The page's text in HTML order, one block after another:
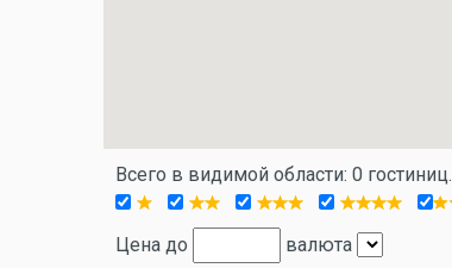
Всего в видимой области: 0 гостиниц.
Цена до
валюта